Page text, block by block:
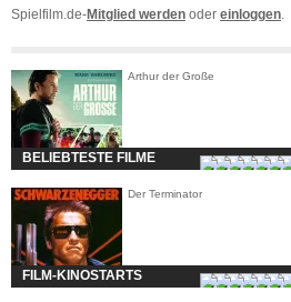
Spielfilm.de-Mitglied werden oder einloggen
Arthur der Große
BELIEBTESTE FILME
Der Terminator
FILM-KINOSTARTS